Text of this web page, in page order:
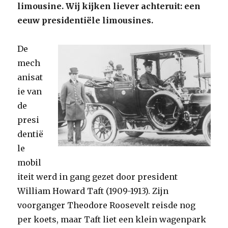
limousine. Wij kijken liever achteruit: een
eeuw presidentiële limousines.
De
mech
anisat
ie van
de
presi
dentië
le
mobil
iteit werd in gang gezet door president
William Howard Taft (1909-1913). Zijn
voorganger Theodore Roosevelt reisde nog
per koets, maar Taft liet een klein wagenpark